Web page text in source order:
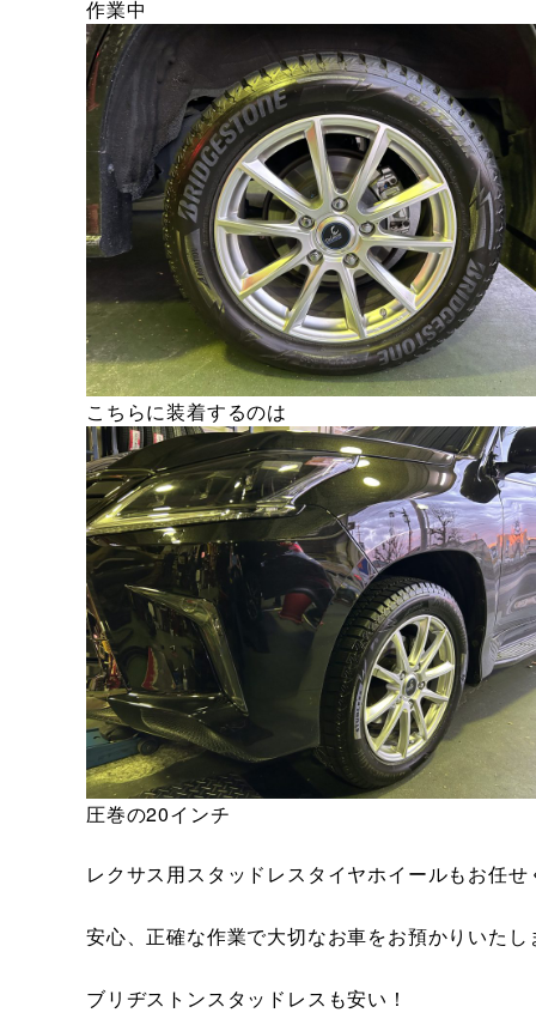
作業中
こちらに装着するのは
圧巻の20インチ
レクサス用スタッドレスタイヤホイールもお任せ
安心、正確な作業で大切なお車をお預かりいたし
ブリヂストンスタッドレスも安い！